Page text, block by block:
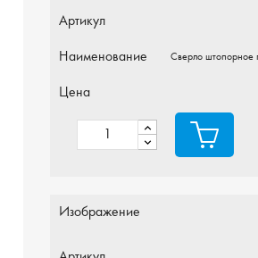
Артикул
Наименование
Сверло штопорное
Цена
Изображение